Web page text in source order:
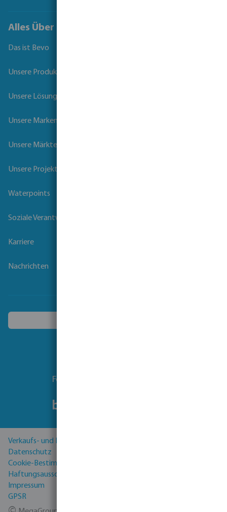
Alles Über Bevo
Das ist Bevo
Unsere Produkte
Unsere Lösungen
Unsere Marken
Unsere Märkte
Unsere Projekte
Waterpoints
Soziale Verantwortung der Unternehmen
Karriere
Nachrichten
Folgen Sie uns
Verkaufs- und Lieferbedingungen
Datenschutz
Cookie-Bestimmungen
Haftungsausschluss
Impressum
GPSR